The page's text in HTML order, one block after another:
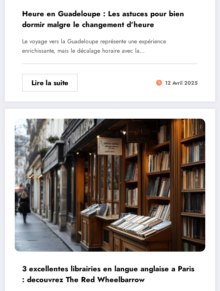
Heure en Guadeloupe : Les astuces pour bien
dormir malgre le changement d’heure
Le voyage vers la Guadeloupe représente une expérience
enrichissante, mais le décalage horaire avec la…
Lire la suite 12 Avril 2025
3 excellentes librairies en langue anglaise a Paris
: decouvrez The Red Wheelbarrow